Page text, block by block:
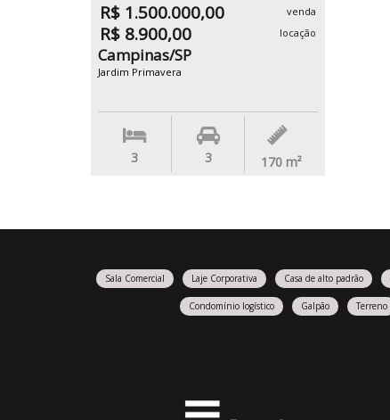
R$ 1.500.000,00 venda
R$ 8.900,00 locação
Campinas/SP
Jardim Primavera
3 3 170 m²
Sala Comercial Laje Corporativa Casa de alto padrão
Condomínio logístico Galpão Terreno